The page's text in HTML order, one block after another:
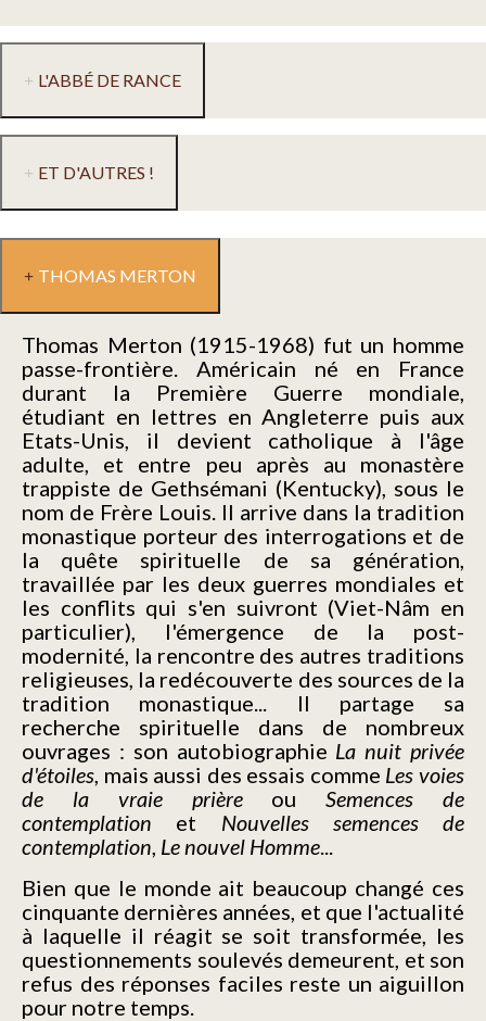
L'ABBÉ DE RANCE
ET D'AUTRES !
THOMAS MERTON
Thomas Merton (1915-1968) fut un homme
passe-frontière. Américain né en France
durant la Première Guerre mondiale,
étudiant en lettres en Angleterre puis aux
Etats-Unis, il devient catholique à l'âge
adulte, et entre peu après au monastère
trappiste de Gethsémani (Kentucky), sous le
nom de Frère Louis. Il arrive dans la tradition
monastique porteur des interrogations et de
la quête spirituelle de sa génération,
travaillée par les deux guerres mondiales et
les conflits qui s'en suivront (Viet-Nâm en
particulier), l'émergence de la post-
modernité, la rencontre des autres traditions
religieuses, la redécouverte des sources de la
tradition monastique... Il partage sa
recherche spirituelle dans de nombreux
ouvrages : son autobiographie La nuit privée
d'étoiles, mais aussi des essais comme Les voies
de la vraie prièreouSemences de
contemplation et Nouvelles semences de
contemplation, Le nouvel Homme...
Bien que le monde ait beaucoup changé ces
cinquante dernières années, et que l'actualité
à laquelle il réagit se soit transformée, les
questionnements soulevés demeurent, et son
refus des réponses faciles reste un aiguillon
pour notre temps.